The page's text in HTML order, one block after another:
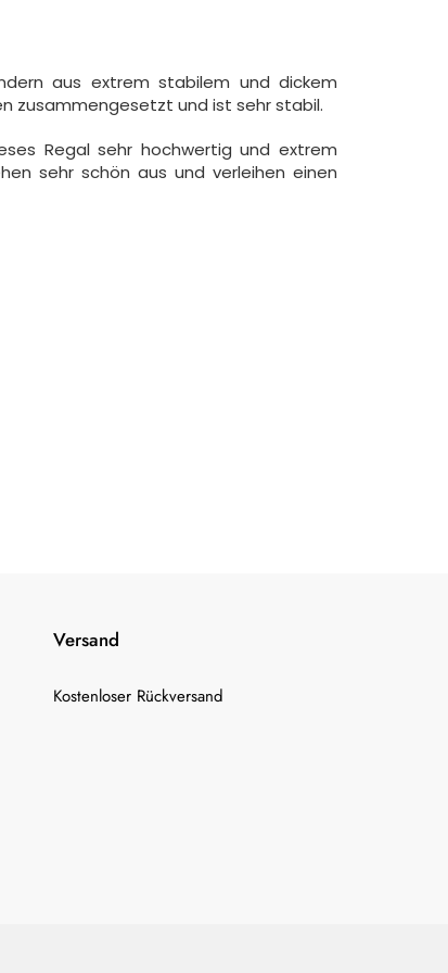
aus extrem stabilem und dickem
zusammengesetzt und ist sehr stabil.
Regal sehr hochwertig und extrem
sehr schön aus und verleihen einen
Versand
Kostenloser Rückversand